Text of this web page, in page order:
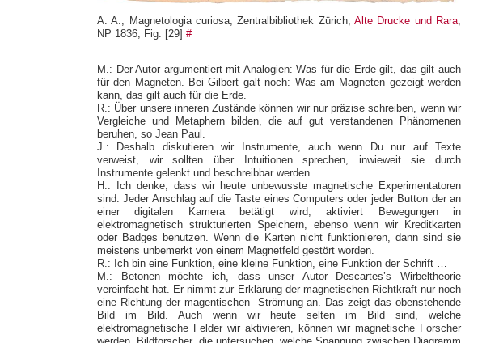
A. A., Magnetologia curiosa, Zentralbibliothek Zürich, Alte Drucke und Rara
NP 1836, Fig. [29] #
M.: Der Autor argumentiert mit Analogien: Was für die Erde gilt, das gilt auch
für den Magneten. Bei Gilbert galt noch: Was am Magneten gezeigt werden
kann, das gilt auch für die Erde.
R.: Über unsere inneren Zustände können wir nur präzise schreiben, wenn wir
Vergleiche und Metaphern bilden, die auf gut verstandenen Phänomenen
beruhen, so Jean Paul.
J.: Deshalb diskutieren wir Instrumente, auch wenn Du nur auf Texte
verweist, wir sollten über Intuitionen sprechen, inwieweit sie durch
Instrumente gelenkt und beschreibbar werden.
H.: Ich denke, dass wir heute unbewusste magnetische Experimentatoren
sind. Jeder Anschlag auf die Taste eines Computers oder jeder Button der an
einer digitalen Kamera betätigt wird, aktiviert Bewegungen in
elektromagnetisch strukturierten Speichern, ebenso wenn wir Kreditkarten
oder Badges benutzen. Wenn die Karten nicht funktionieren, dann sind sie
meistens unbemerkt von einem Magnetfeld gestört worden.
R.: Ich bin eine Funktion, eine kleine Funktion, eine Funktion der Schrift …
M.: Betonen möchte ich, dass unser Autor Descartes’s Wirbeltheorie
vereinfacht hat. Er nimmt zur Erklärung der magnetischen Richtkraft nur noch
eine Richtung der magentischen Strömung an. Das zeigt das obenstehende
Bild im Bild. Auch wenn wir heute selten im Bild sind, welche
elektromagnetische Felder wir aktivieren, können wir magnetische Forscher